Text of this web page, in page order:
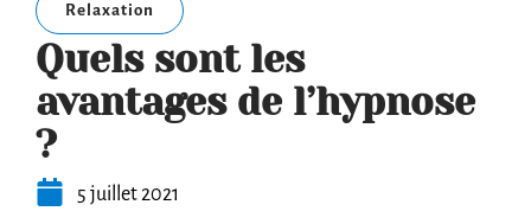
Relaxation
Quels sont les
avantages de l’hypnose
?
5 juillet 2021